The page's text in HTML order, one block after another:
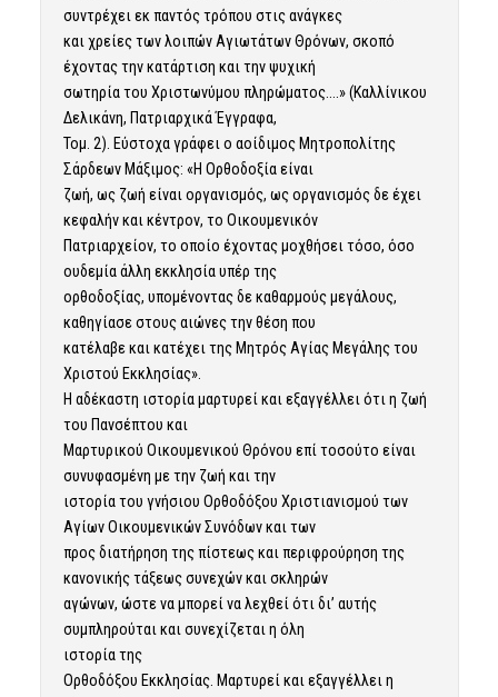
συντρέχει εκ παντός τρόπου στις ανάγκες
και χρείες των λοιπών Αγιωτάτων Θρόνων, σκοπό
έχοντας την κατάρτιση και την ψυχική
σωτηρία του Χριστωνύμου πληρώματος….» (Καλλίνικου
Δελικάνη, Πατριαρχικά Έγγραφα,
Τομ. 2). Εύστοχα γράφει ο αοίδιμος Μητροπολίτης
Σάρδεων Μάξιμος: «Η Ορθοδοξία είναι
ζωή, ως ζωή είναι οργανισμός, ως οργανισμός δε έχει
κεφαλήν και κέντρον, το Οικουμενικόν
Πατριαρχείον, το οποίο έχοντας μοχθήσει τόσο, όσο
ουδεμία άλλη εκκλησία υπέρ της
ορθοδοξίας, υπομένοντας δε καθαρμούς μεγάλους,
καθηγίασε στους αιώνες την θέση που
κατέλαβε και κατέχει της Μητρός Αγίας Μεγάλης του
Χριστού Εκκλησίας».
Η αδέκαστη ιστορία μαρτυρεί και εξαγγέλλει ότι η ζωή
του Πανσέπτου και
Μαρτυρικού Οικουμενικού Θρόνου επί τοσούτο είναι
συνυφασμένη με την ζωή και την
ιστορία του γνήσιου Ορθοδόξου Χριστιανισμού των
Αγίων Οικουμενικών Συνόδων και των
προς διατήρηση της πίστεως και περιφρούρηση της
κανονικής τάξεως συνεχών και σκληρών
αγώνων, ώστε να μπορεί να λεχθεί ότι δι’ αυτής
συμπληρούται και συνεχίζεται η όλη
ιστορία της
Ορθοδόξου Εκκλησίας. Μαρτυρεί και εξαγγέλλει η